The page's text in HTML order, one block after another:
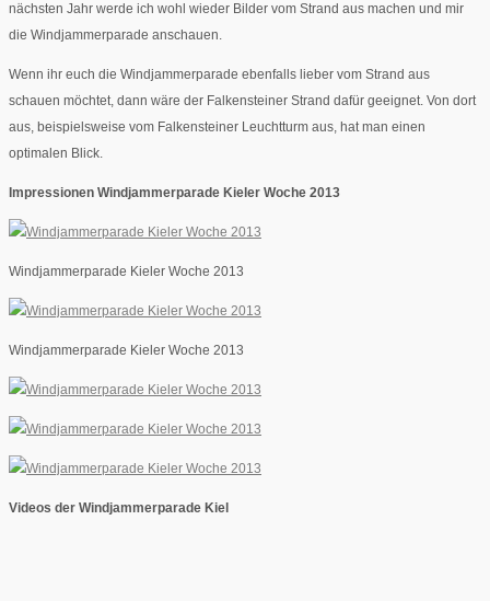
nächsten Jahr werde ich wohl wieder Bilder vom Strand aus machen und mir
die Windjammerparade anschauen.
Wenn ihr euch die Windjammerparade ebenfalls lieber vom Strand aus
schauen möchtet, dann wäre der Falkensteiner Strand dafür geeignet. Von dort
aus, beispielsweise vom Falkensteiner Leuchtturm aus, hat man einen
optimalen Blick.
Impressionen Windjammerparade Kieler Woche 2013
Windjammerparade Kieler Woche 2013
Windjammerparade Kieler Woche 2013
Videos der Windjammerparade Kiel